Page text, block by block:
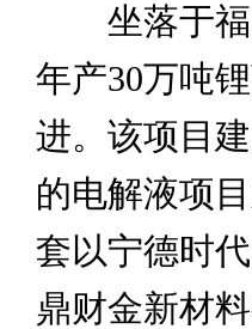
坐落于福
年产30万吨
进。该项目
的电解液项
套以宁德时
鼎财金新材